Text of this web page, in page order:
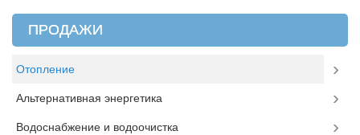
ПРОДАЖИ
Отопление
Альтернативная энергетика
Водоснабжение и водоочистка